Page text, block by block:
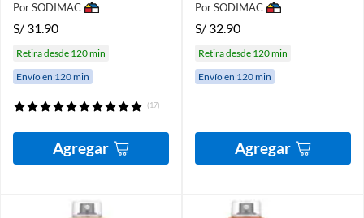
Por SODIMAC
S/ 31.90
Retira desde 120 min
Envío en 120 min
(17)
Agregar
Por SODIMAC
S/ 32.90
Retira desde 120 min
Envío en 120 min
Agregar